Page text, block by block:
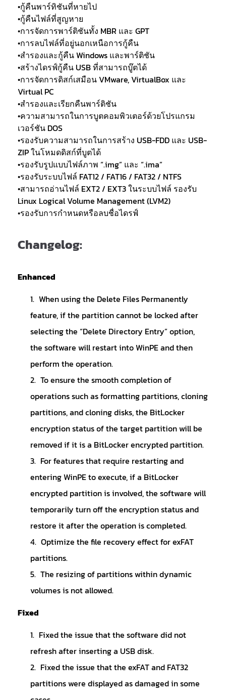
•กู้คืนพาร์ทิชันที่หายไป
•กู้คืนไฟล์ที่สูญหาย
•การจัดการพาร์ติชันทั้ง MBR และ GPT
•การลบไฟล์ที่อยู่นอกเหนือการกู้คืน
•สำรองและกู้คืน Windows และพาร์ติชัน
•สร้างไดรฟ์กู้คืน USB ที่สามารถบู๊ตได้
•การจัดการดิสก์เสมือน VMware, VirtualBox และ
Virtual PC
•สำรองและเรียกคืนพาร์ติชัน
•ความสามารถในการบูตคอมพิวเตอร์ด้วยโปรแกรม
เวอร์ชัน DOS
•รองรับความสามารถในการสร้าง USB-FDD และ USB-
ZIP ในโหมดดิสก์ที่บูตได้
•รองรับรูปแบบไฟล์ภาพ “.img” และ “.ima”
•รองรับระบบไฟล์ FAT12 / FAT16 / FAT32 / NTFS
•สามารถอ่านไฟล์ EXT2 / EXT3 ในระบบไฟล์ รองรับ
Linux Logical Volume Management (LVM2)
•รองรับการกำหนดหรือลบชื่อไดรฟ์
Changelog:
Enhanced
When using the Delete Files Permanently
feature, if the partition cannot be locked after
selecting the “Delete Directory Entry” option,
the software will restart into WinPE and then
perform the operation.
To ensure the smooth completion of
operations such as formatting partitions, cloning
partitions, and cloning disks, the BitLocker
encryption status of the target partition will be
removed if it is a BitLocker encrypted partition.
For features that require restarting and
entering WinPE to execute, if a BitLocker
encrypted partition is involved, the software will
temporarily turn off the encryption status and
restore it after the operation is completed.
Optimize the file recovery effect for exFAT
partitions.
The resizing of partitions within dynamic
volumes is not allowed.
Fixed
Fixed the issue that the software did not
refresh after inserting a USB disk.
Fixed the issue that the exFAT and FAT32
partitions were displayed as damaged in some